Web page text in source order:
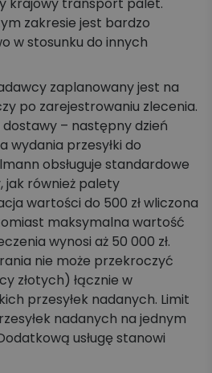
zakresie jest bardzo
w stosunku do innych
zaplanowany jest na
po zarejestrowaniu zlecenia.
– następny dzień
wydania przesyłki do
obsługuje standardowe
jak również palety
wartości do 500 zł wliczona
maksymalna wartość
wynosi aż 50 000 zł.
nie może przekroczyć
złotych) łącznie w
przesyłek nadanych. Limit
nadanych na jednym
usługę stanowi